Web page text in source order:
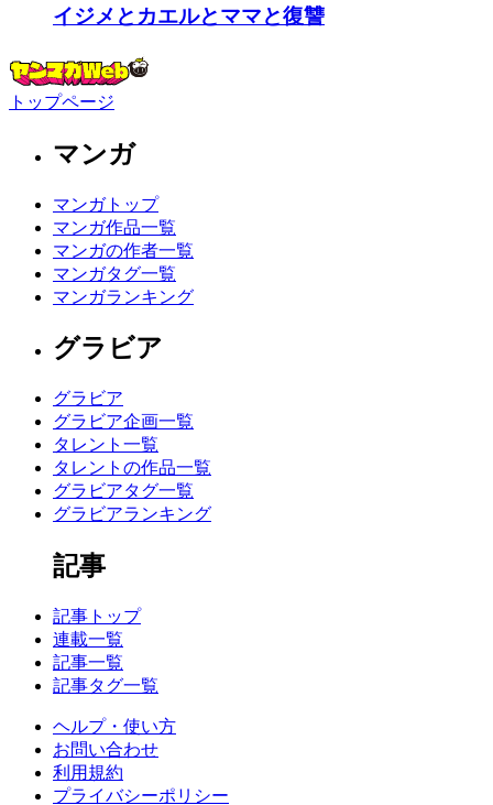
イジメとカエルとママと復讐
トップページ
マンガ
マンガトップ
マンガ作品一覧
マンガの作者一覧
マンガタグ一覧
マンガランキング
グラビア
グラビア
グラビア企画一覧
タレント一覧
タレントの作品一覧
グラビアタグ一覧
グラビアランキング
記事
記事トップ
連載一覧
記事一覧
記事タグ一覧
ヘルプ・使い方
お問い合わせ
利用規約
プライバシーポリシー